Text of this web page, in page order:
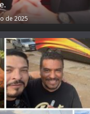
de 2025